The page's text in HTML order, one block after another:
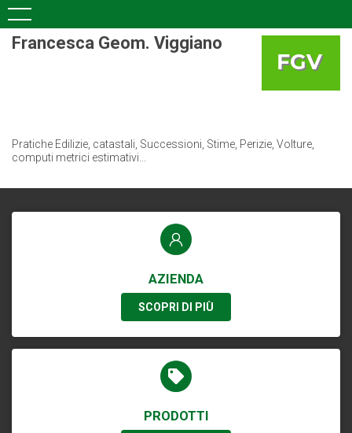
Francesca Geom. Viggiano
Pratiche Edilizie, catastali, Successioni, Stime, Perizie, Volture,
computi metrici estimativi...
AZIENDA
SCOPRI DI PIÙ
PRODOTTI